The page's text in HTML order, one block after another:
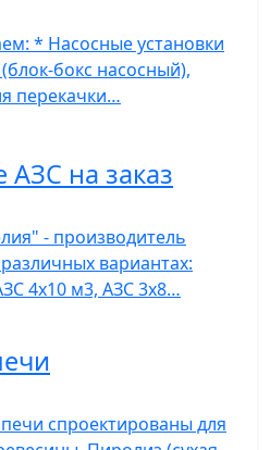
* Насосные установки
бокс насосный),
перекачки…
на заказ
- производитель
вариантах:
4х10 м3, АЗС 3х8…
спроектированы для